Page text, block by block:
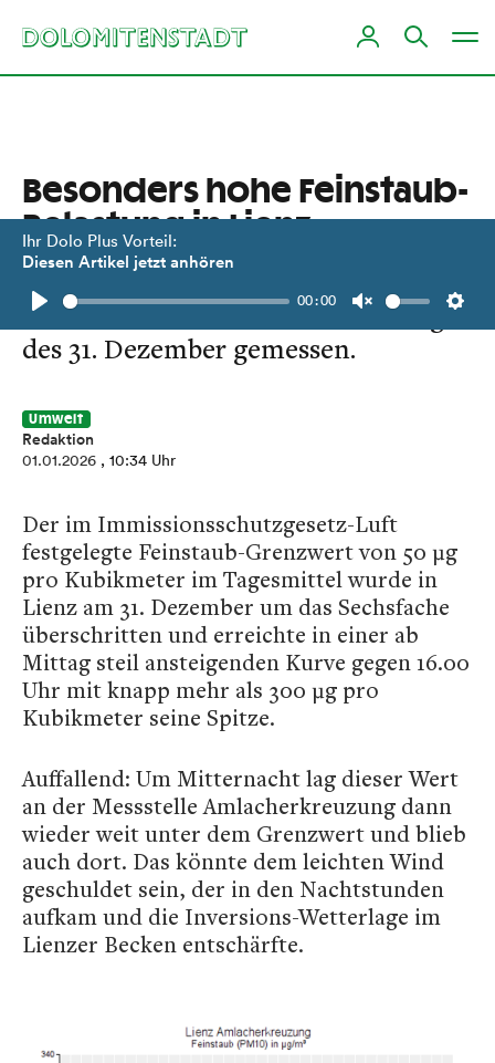
Ihr Dolo Plus Vorteil:
Diesen Artikel jetzt anhören
Play
00:00
Unmute
Besonders hohe Feinstaub-
Belastung in Lienz
Spitzenwerte wurden aber nicht in
der Nacht sondern am Nachmittag
des 31. Dezember gemessen.
Umwelt
Redaktion
01.01.2026 , 10:34 Uhr
Der im Immissionsschutzgesetz-Luft
festgelegte Feinstaub-Grenzwert von 50 µg
pro Kubikmeter im Tagesmittel wurde in
Lienz am 31. Dezember um das Sechsfache
überschritten und erreichte in einer ab
Mittag steil ansteigenden Kurve gegen 16.00
Uhr mit knapp mehr als 300 µg pro
Kubikmeter seine Spitze.
Auffallend: Um Mitternacht lag dieser Wert
an der Messstelle Amlacherkreuzung dann
wieder weit unter dem Grenzwert und blieb
auch dort. Das könnte dem leichten Wind
geschuldet sein, der in den Nachtstunden
aufkam und die Inversions-Wetterlage im
Lienzer Becken entschärfte.